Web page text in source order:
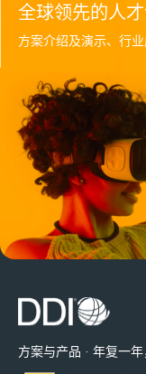
全球领先的人
方案介绍及演示、行
方案与产品 · 年复一